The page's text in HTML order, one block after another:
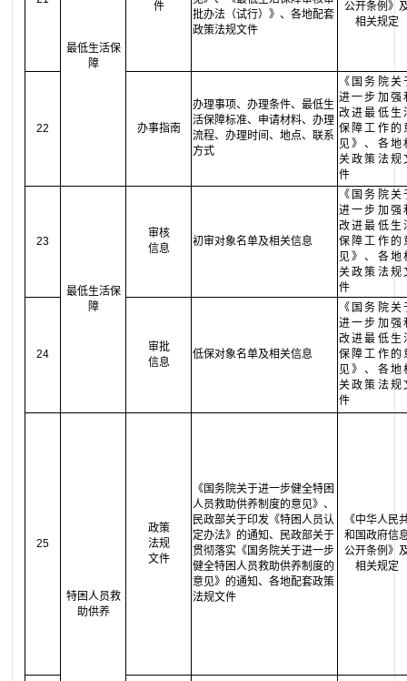
最低生活保
障
件
批办法（试行）》、各地配套
政策法规文件
公开条例》
相关规定
22 办事指南
办理事项、办理条件、最低生
活保障标准、申请材料、办理
流程、办理时间、地点、联系
方式
《国务院关
进一步加强
改进最低生
保障工作的
见》、各地
关政策法规
件
23
最低生活保
障
审核
信息
初审对象名单及相关信息
《国务院关
进一步加强
改进最低生
保障工作的
见》、各地
关政策法规
件
24
审批
信息
低保对象名单及相关信息
《国务院关
进一步加强
改进最低生
保障工作的
见》、各地
关政策法规
件
25
特困人员救
助供养
政策
法规
文件
《国务院关于进一步健全特困
人员救助供养制度的意见》、
民政部关于印发《特困人员认
定办法》的通知、民政部关于
贯彻落实《国务院关于进一步
健全特困人员救助供养制度的
意见》的通知、各地配套政策
法规文件
《中华人民
和国政府信
公开条例》
相关规定